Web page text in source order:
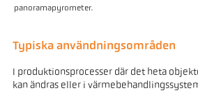
panoramapyrometer.
Typiska användningsområden
I produktionsprocesser där det heta
kan ändras eller i